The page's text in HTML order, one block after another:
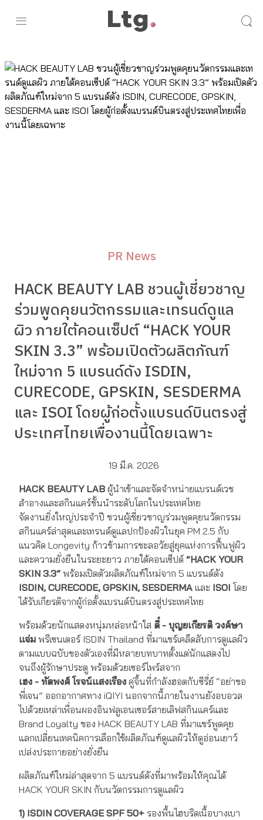
PR News
HACK BEAUTY LAB ชวนผู้เชี่ยวชาญ
ร่วมพูดคุยนวัตกรรมและเทรนด์ดูแล
ผิว ภายใต้คอนเซ็ปต์ “HACK YOUR
SKIN 3.3” พร้อมเปิดตัวผลิตภัณฑ์
ใหม่จาก 5 แบรนด์ดัง ISDIN,
CURECODE, GPSKIN, SESDERMA
และ ISOI โดยผู้ก่อตั้งแบรนด์บินตรงสู่
ประเทศไทยเพื่องานนี้โดยเฉพาะ
19 มี.ค. 2026
HACK BEAUTY LAB ผู้นำเข้าและจัดจำหน่ายแบรนด์เวช
สำอางและสกินแคร์ชั้นนำระดับโลกในประเทศไทย
จัดงานยิ่งใหญ่ประจำปี ชวนผู้เชี่ยวชาญร่วมพูดคุยนวัตกรรม
สกินแคร์ล่าสุดและเทรนด์ดูแลปกป้องผิวในยุค PM 2.5 กับ
แนวคิด Longevity ก้าวข้ามการชะลอวัยสู่ยุคแห่งการฟื้นฟูผิว
และความยั่งยืนในระยะยาว ภายใต้คอนเซ็ปต์ “HACK YOUR
SKIN 3.3” พร้อมเปิดตัวผลิตภัณฑ์ใหม่จาก 5 แบรนด์ดัง
ISDIN, CURECODE, GPSKIN, SESDERMA และ ISOI โดย
ได้รับเกียรติจากผู้ก่อตั้งแบรนด์บินตรงสู่ประเทศไทย
พร้อมด้วยนักแสดงหนุ่มหล่อหน้าใส ตี๋ - บุญยเกียรติ วงค์ษา
แจ่ม พรีเซนเตอร์ ISDIN Thailand ที่มาแชร์เคล็ดลับการดูแลผิว
ตามแบบฉบับของตัวเองที่มีหลายบทบาทตั้งแต่นักแสดงไป
จนถึงผู้รักษาประตู พร้อมด้วยเซอร์ไพร์สจาก
เฮง - ทัตพงศ์ โรจน์แสงเรือง คู่จิ้นที่กำลังฮอตกับซีรี่ย์ “อย่าขอ
พี่เจน” ออกอากาศทาง iQIYI นอกจากนี้ภายในงานยังอบอวล
ไปด้วยเหล่าเพื่อนผองอินฟลูเอนเซอร์สายเลิฟสกินแคร์และ
Brand Loyalty ของ HACK BEAUTY LAB ที่มาแชร์พูดคุย
แลกเปลี่ยนเทคนิคการเลือกใช้ผลิตภัณฑ์ดูแลผิวให้ดูอ่อนเยาว์
เปล่งประกายอย่างยั่งยืน
ผลิตภัณฑ์ใหม่ล่าสุดจาก 5 แบรนด์ดังที่มาพร้อมให้คุณได้
HACK YOUR SKIN กับนวัตกรรมการดูแลผิว
1) ISDIN COVERAGE SPF 50+ รองพื้นไฮบริดเนื้อบางเบา